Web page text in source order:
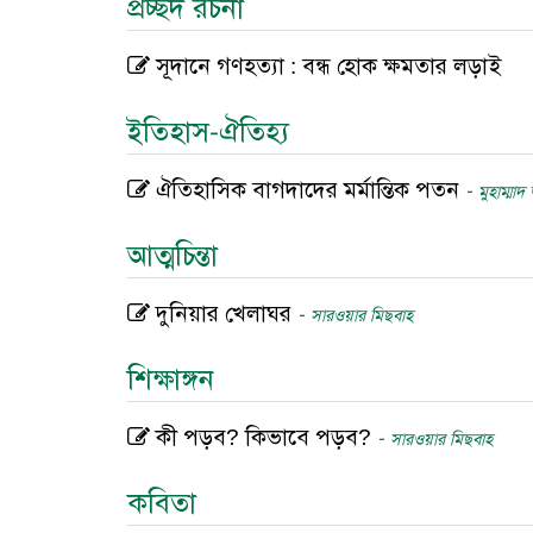
প্রচ্ছদ রচনা
সূদানে গণহত্যা : বন্ধ হোক ক্ষমতার লড়াই
ইতিহাস-ঐতিহ্য
ঐতিহাসিক বাগদাদের মর্মান্তিক পতন -
আত্মচিন্তা
দুনিয়ার খেলাঘর - সারওয়ার মিছবাহ
শিক্ষাঙ্গন
কী পড়ব? কিভাবে পড়ব? - সারওয়ার মিছবাহ
কবিতা